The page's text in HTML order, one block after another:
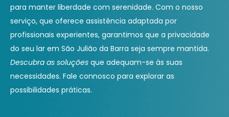
para manter liberdade com serenidade. Com o nosso
serviço, que oferece assistência adaptada por
profissionais experientes, garantimos que a privacidade
do seu lar em São Julião da Barra seja sempre mantida.
Descubra as soluções que adequam-se às suas
necessidades. Fale connosco para explorar as
possibilidades práticas.